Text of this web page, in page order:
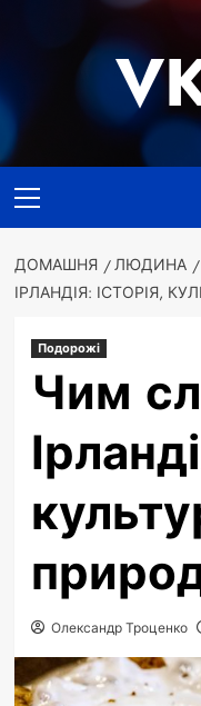
меню
ДОМАШНЯ ЛЮДИНА
ІРЛАНДІЯ: ІСТОРІЯ,
Подорожі
Чим
Олександр Троценко